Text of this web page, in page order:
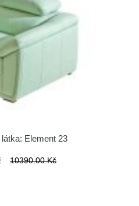
Element 23
10390.00 Kč